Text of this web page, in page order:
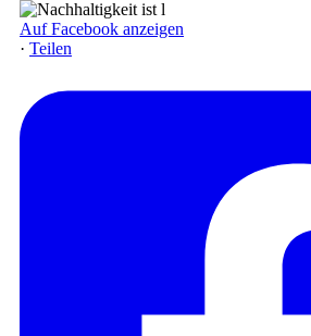
Auf Facebook anzeigen
· Teilen